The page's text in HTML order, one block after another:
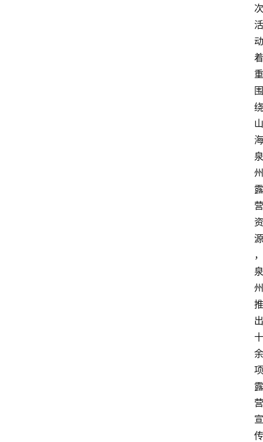
次
活
动
着
重
围
绕
山
海
泉
州
露
营
资
源
，
泉
州
推
出
十
余
项
露
营
宣
传